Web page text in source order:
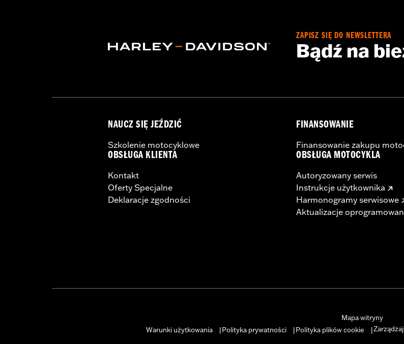
ZAPISZ SIĘ DO NEWSLETTERA
Bądź na
NAUCZ SIĘ JEŹDZIĆ
Szkolenie motocyklowe
OBSŁUGA KLIENTA
Kontakt
Oferty Specjalne
Deklaracje zgodności
FINANSOWANIE
Finansowanie zakupu
OBSŁUGA MOTOCYKLA
Autoryzowany serwis
Instrukcje użytkownika
Harmonogramy serwisowe
Aktualizacje
Mapa witryny
Warunki użytkowania
Polityka prywatności Polityka plików cookie